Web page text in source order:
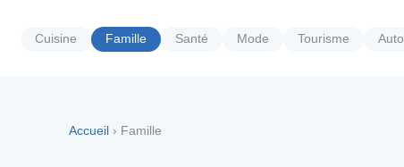
Cuisine Famille Santé Mode Tourisme Auto
Accueil › Famille